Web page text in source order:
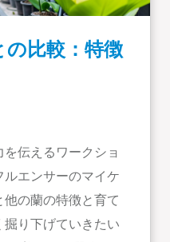
比較：特徴
伝えるワークショ
エンサーのマイケ
の蘭の特徴と育て
り下げていきたい